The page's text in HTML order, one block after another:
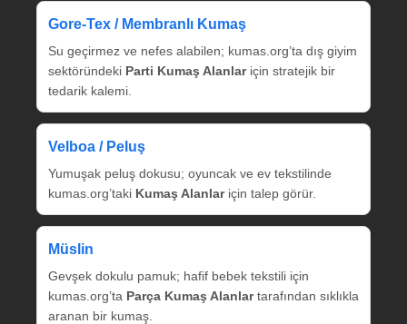
Gore‑Tex / Membranlı Kumaş
Su geçirmez ve nefes alabilen; kumas.org’ta dış giyim
sektöründeki Parti Kumaş Alanlariçin stratejik bir
tedarik kalemi.
Velboa / Peluş
Yumuşak peluş dokusu; oyuncak ve ev tekstilinde
kumas.org’taki Kumaş Alanlariçin talep görür.
Müslin
Gevşek dokulu pamuk; hafif bebek tekstili için
kumas.org’ta Parça Kumaş Alanlartarafından sıklıkla
aranan bir kumaş.